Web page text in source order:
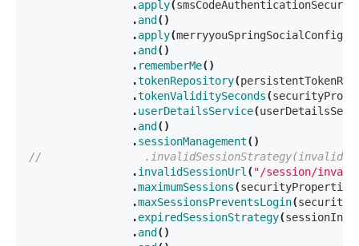
.apply(
.and ()
.apply(
.and ()
. rememberMe()
.tokenRepository(
.tokenValiditySeconds(
.userDetailsService(
.and ()
.sessionManagement()
//
.invalidSessionUrl ( "/session/
.maximumSessions(securityProperties
.maxSessionsPreventsLogin(
.expiredSessionStrategy(
.and ()